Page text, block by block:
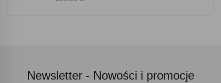
Newsletter - Nowości i promocje